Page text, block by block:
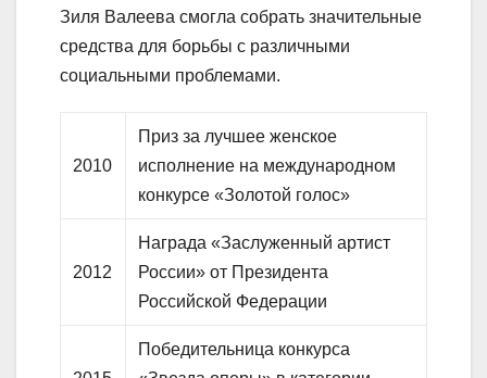
Зиля Валеева смогла собрать значительные
средства для борьбы с различными
социальными проблемами.
2010
Приз за лучшее женское
исполнение на международном
конкурсе «Золотой голос»
2012
Награда «Заслуженный артист
России» от Президента
Российской Федерации
Победительница конкурса